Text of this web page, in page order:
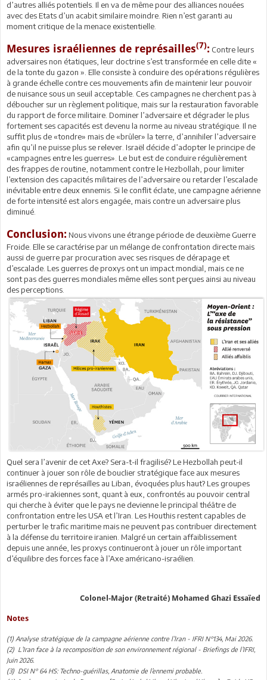
d’autres alliés potentiels. Il en va de même pour des alliances nouées
avec des Etats d’un acabit similaire moindre. Rien n’est garanti au
moment critique de la menace existentielle.
Mesures israéliennes de représailles(7): Contre leurs
adversaires non étatiques, leur doctrine s’est transformée en celle dite «
de la tonte du gazon ». Elle consiste à conduire des opérations régulières
à grande échelle contre ces mouvements afin de maintenir leur pouvoir
de nuisance sous un seuil acceptable. Ces campagnes ne cherchent pas à
déboucher sur un règlement politique, mais sur la restauration favorable
du rapport de force militaire. Dominer l’adversaire et dégrader le plus
fortement ses capacités est devenu la norme au niveau stratégique. Il ne
suffit plus de «tondre» mais de «brûler» la terre, d’annihiler l’adversaire
afin qu’il ne puisse plus se relever. Israël décide d’adopter le principe de
«campagnes entre les guerres». Le but est de conduire régulièrement
des frappes de routine, notamment contre le Hezbollah, pour limiter
l’extension des capacités militaires de l’adversaire ou retarder l’escalade
inévitable entre deux ennemis. Si le conflit éclate, une campagne aérienne
de forte intensité est alors engagée, mais contre un adversaire plus
diminué.
Conclusion: Nous vivons une étrange période de deuxième Guerre
Froide. Elle se caractérise par un mélange de confrontation directe mais
aussi de guerre par procuration avec ses risques de dérapage et
d’escalade. Les guerres de proxys ont un impact mondial, mais ce ne
sont pas des guerres mondiales même elles sont perçues ainsi au niveau
des perceptions.
Quel sera l’avenir de cet Axe? Sera-t-il fragilisé? Le Hezbollah peut-il
continuer à jouer son rôle de bouclier stratégique face aux mesures
israéliennes de représailles au Liban, évoquées plus haut? Les groupes
armés pro-irakiennes sont, quant à eux, confrontés au pouvoir central
qui cherche à éviter que le pays ne devienne le principal théâtre de
confrontation entre les USA et l’Iran. Les Houthis restent capables de
perturber le trafic maritime mais ne peuvent pas contribuer directement
à la défense du territoire iranien. Malgré un certain affaiblissement
depuis une année, les proxys continueront à jouer un rôle important
d’équilibre des forces face à l’Axe américano-israélien.
Colonel-Major (Retraité) Mohamed Ghazi Essaïed
Notes
(1) Analyse stratégique de la campagne aérienne contre l’Iran - IFRI N°134, Mai 2026.
(2) L’Iran face à la recomposition de son environnement régional - Briefings de l’IFRI,
Juin 2026.
(3) DSI N° 64 HS: Techno-guérillas, Anatomie de l’ennemi probable.